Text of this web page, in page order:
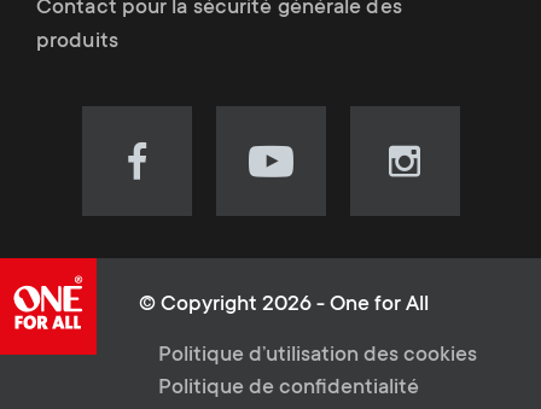
Contact pour la sécurité générale des
produits
Visit
(opens
new
tab)
Visit
(opens
new
tab)
Visit
(opens
new
tab)
© Copyright 2026 - One for All
L
Politique d’utilisation des cookies
Politique de confidentialité